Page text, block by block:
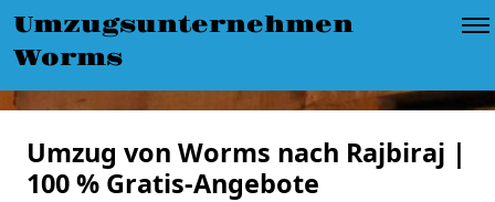
Umzugsunternehmen
Worms
Umzug von Worms nach Rajbiraj |
100 % Gratis-Angebote